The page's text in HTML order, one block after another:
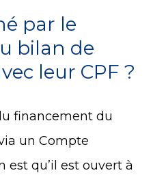
par le
bilan de
leur CPF ?
financement du
un Compte
est qu’il est ouvert à